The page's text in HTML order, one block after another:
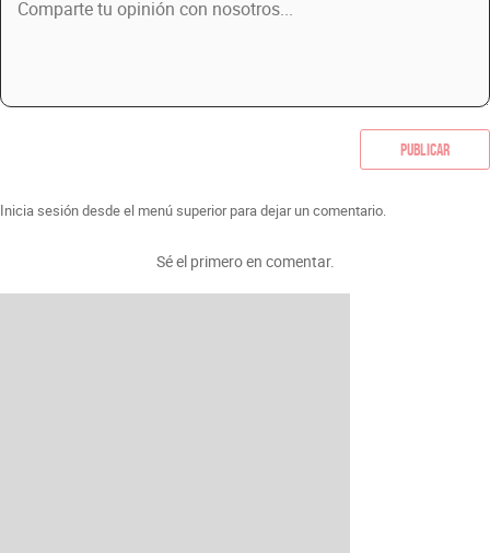
Publicar
Inicia sesión desde el menú superior para dejar un comentario.
Sé el primero en comentar.